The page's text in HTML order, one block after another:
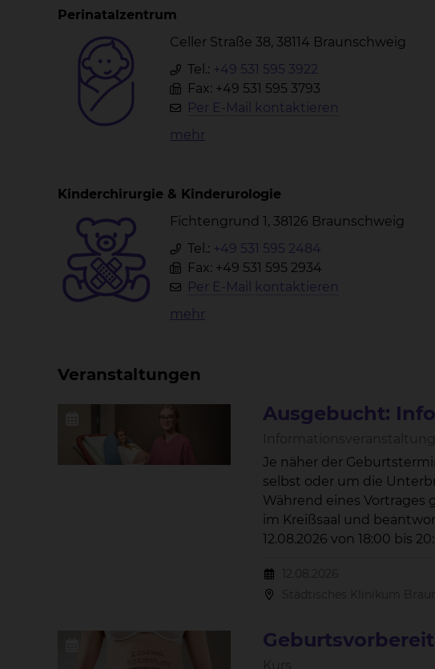
Perinatalzentrum
Celler Straße 38, 38114 Braunschweig
Tel.: +49 531 595 3922
Fax: +49 531 595 3793
Per E-Mail kontaktieren
mehr
Kinderchirurgie & Kinderurologie
Fichtengrund 1, 38126 Braunschweig
Tel.: +49 531 595 2484
Fax: +49 531 595 2934
Per E-Mail kontaktieren
mehr
Veranstaltungen
Ausgebucht:
Je näher der
selbst oder um die Unterbringung und Versorgung
Während eines Vortrages
im Kreißsaal und beantworten alle Fragen,
12.08.2026 von 18:00 bis 20:00 Uhr im Konferenzraum des Bildungszentrum in der Naumburgstraße 15, 38124